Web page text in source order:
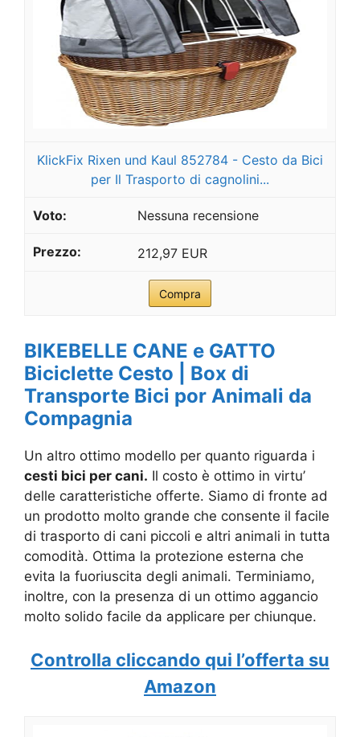
KlickFix Rixen und Kaul 852784 - Cesto da Bici
per Il Trasporto di cagnolini...
Nessuna recensione
212,97 EUR
Compra
BIKEBELLE CANE e GATTO
Biciclette Cesto | Box di
Transporte Bici por Animali da
Compagnia
Un altro ottimo modello per quanto riguarda i
cesti bici per cani. Il costo è ottimo in virtu’
delle caratteristiche offerte. Siamo di fronte ad
un prodotto molto grande che consente il facile
di trasporto di cani piccoli e altri animali in tutta
comodità. Ottima la protezione esterna che
evita la fuoriuscita degli animali. Terminiamo,
inoltre, con la presenza di un ottimo aggancio
molto solido facile da applicare per chiunque.
Controlla cliccando qui l’offerta su
Amazon